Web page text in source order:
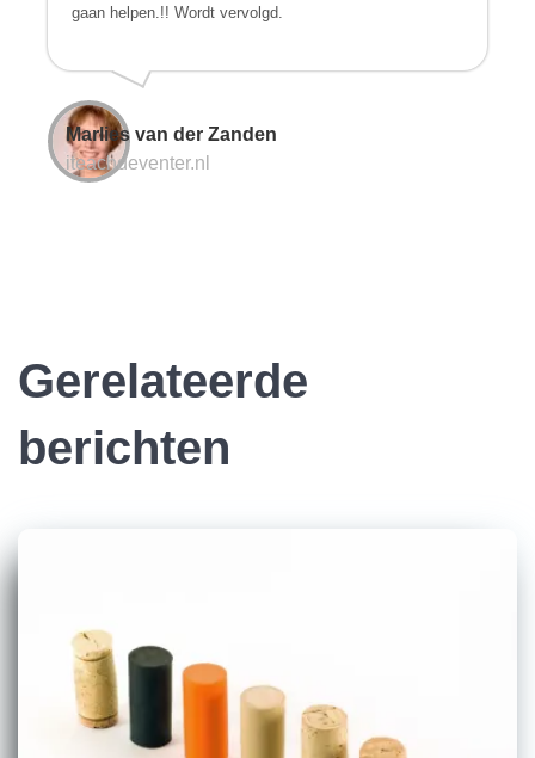
gaan helpen.!! Wordt vervolgd.
Marlies van der Zanden
iteachdeventer.nl
Gerelateerde
berichten